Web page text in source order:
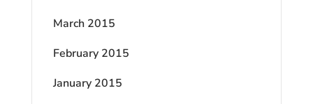
March 2015
February 2015
January 2015